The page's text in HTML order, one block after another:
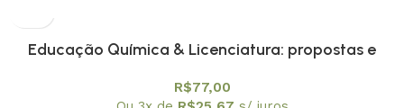
Educação Química & Licenciatura: propostas e
R$77,00